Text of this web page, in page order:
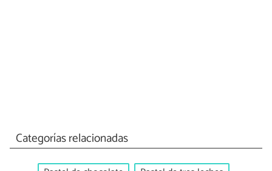
Categorías relacionadas